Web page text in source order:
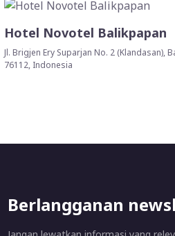
Hotel Novotel Balikpapan
Jl. Brigjen Ery Suparjan No. 2 (Klandasan),
76112, Indonesia
Berlangganan